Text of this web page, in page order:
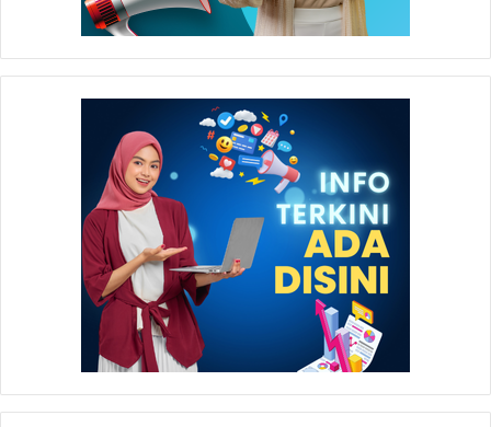
Manager Laboratory & Environment Control Section
mengevaluasi sistem komunikasi dalam keadaan darurat,
emergency drill juga untuk mengevaluasi kesiagaan dan
keterbiasaan pekerja dalam menjalani SOP keadaan
darurat sesuai Emergency Control Plan yang berlaku (*)